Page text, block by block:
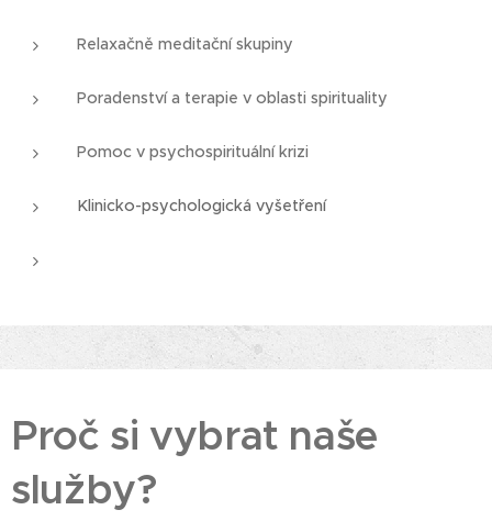
Relaxačně meditační skupiny
Poradenství a terapie v oblasti spirituality
Pomoc v psychospirituální krizi
Klinicko-psychologická vyšetření
Proč si vybrat naše
služby?